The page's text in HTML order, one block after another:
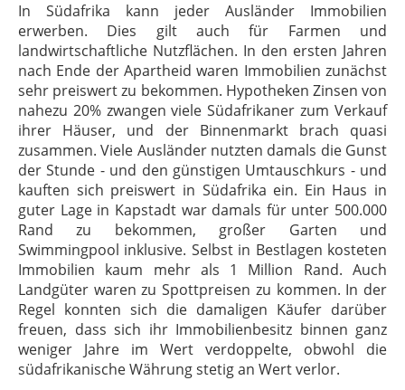
In Südafrika kann jeder Ausländer Immobilien
erwerben. Dies gilt auch für Farmen und
landwirtschaftliche Nutzflächen. In den ersten Jahren
nach Ende der Apartheid waren Immobilien zunächst
sehr preiswert zu bekommen. Hypotheken Zinsen von
nahezu 20% zwangen viele Südafrikaner zum Verkauf
ihrer Häuser, und der Binnenmarkt brach quasi
zusammen. Viele Ausländer nutzten damals die Gunst
der Stunde - und den günstigen Umtauschkurs - und
kauften sich preiswert in Südafrika ein. Ein Haus in
guter Lage in Kapstadt war damals für unter 500.000
Rand zu bekommen, großer Garten und
Swimmingpool inklusive. Selbst in Bestlagen kosteten
Immobilien kaum mehr als 1 Million Rand. Auch
Landgüter waren zu Spottpreisen zu kommen. In der
Regel konnten sich die damaligen Käufer darüber
freuen, dass sich ihr Immobilienbesitz binnen ganz
weniger Jahre im Wert verdoppelte, obwohl die
südafrikanische Währung stetig an Wert verlor.